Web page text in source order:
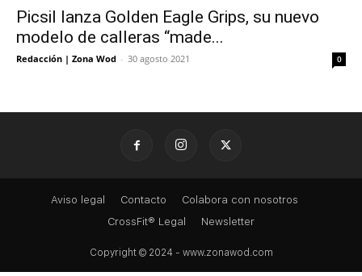
Picsil lanza Golden Eagle Grips, su nuevo
modelo de calleras “made...
Redacción | Zona Wod - 30 agosto 2021 0
Aviso legal Contacto
Colabora con nosotros
CrossFit® Legal
Newsletter
Copyright © 2024 - www.zonawod.com